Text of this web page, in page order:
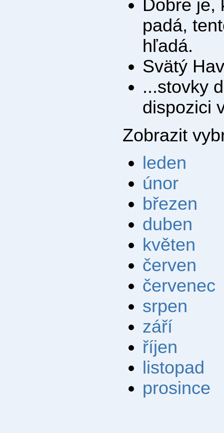
Dobre je,
padá,
hľadá.
Svätý
...stovky
dispozici
Zobrazit
leden
únor
březen
duben
květen
červen
červenec
srpen
září
říjen
listopad
prosince